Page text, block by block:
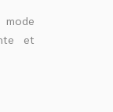
mode
et